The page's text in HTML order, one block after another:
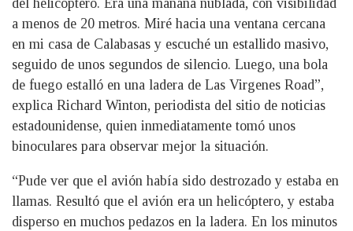
del helicóptero. Era una mañana nublada, con visibilidad
a menos de 20 metros. Miré hacia una ventana cercana
en mi casa de Calabasas y escuché un estallido masivo,
seguido de unos segundos de silencio. Luego, una bola
de fuego estalló en una ladera de Las Virgenes Road”,
explica Richard Winton, periodista del sitio de noticias
estadounidense, quien inmediatamente tomó unos
binoculares para observar mejor la situación.
“Pude ver que el avión había sido destrozado y estaba en
llamas. Resultó que el avión era un helicóptero, y estaba
disperso en muchos pedazos en la ladera. En los minutos